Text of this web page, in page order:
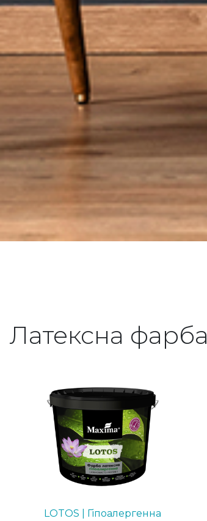
Латексна фарба
LOTOS | Гіпоалергенна